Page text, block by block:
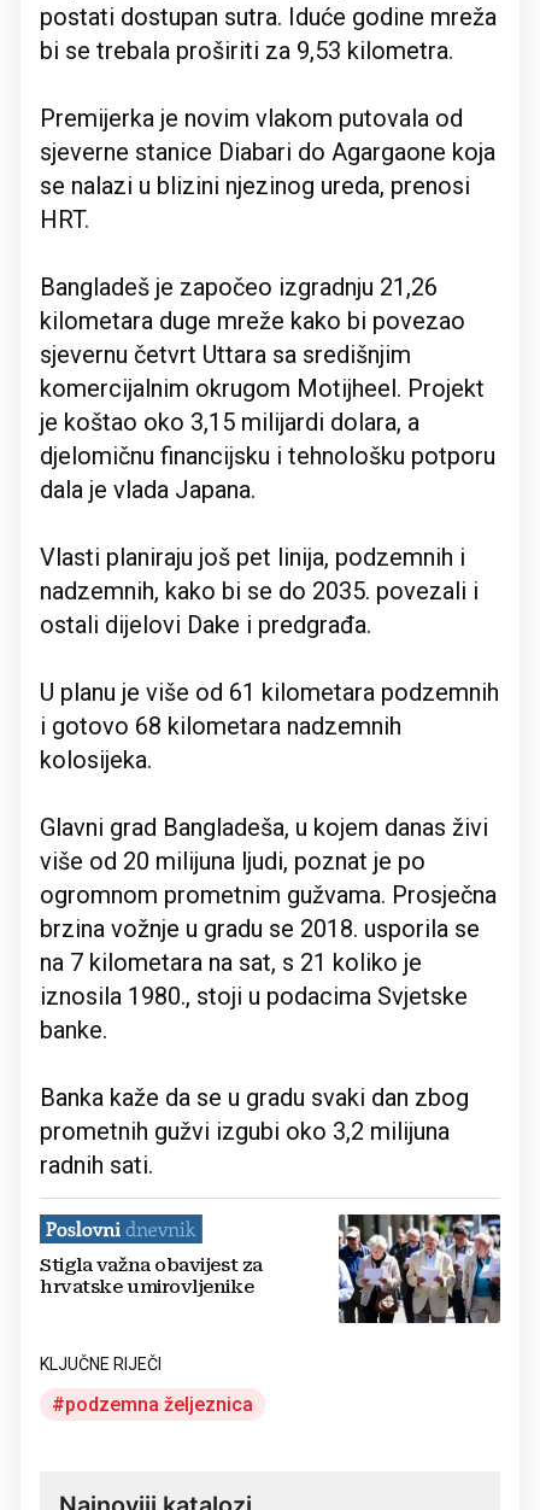
postati dostupan sutra. Iduće godine mreža
bi se trebala proširiti za 9,53 kilometra.
Premijerka je novim vlakom putovala od
sjeverne stanice Diabari do Agargaone koja
se nalazi u blizini njezinog ureda, prenosi
HRT.
Bangladeš je započeo izgradnju 21,26
kilometara duge mreže kako bi povezao
sjevernu četvrt Uttara sa središnjim
komercijalnim okrugom Motijheel. Projekt
je koštao oko 3,15 milijardi dolara, a
djelomičnu financijsku i tehnološku potporu
dala je vlada Japana.
Vlasti planiraju još pet linija, podzemnih i
nadzemnih, kako bi se do 2035. povezali i
ostali dijelovi Dake i predgrađa.
U planu je više od 61 kilometara podzemnih
i gotovo 68 kilometara nadzemnih
kolosijeka.
Glavni grad Bangladeša, u kojem danas živi
više od 20 milijuna ljudi, poznat je po
ogromnom prometnim gužvama. Prosječna
brzina vožnje u gradu se 2018. usporila se
na 7 kilometara na sat, s 21 koliko je
iznosila 1980., stoji u podacima Svjetske
banke.
Banka kaže da se u gradu svaki dan zbog
prometnih gužvi izgubi oko 3,2 milijuna
radnih sati.
Stigla važna obavijest za
hrvatske umirovljenike
KLJUČNE RIJEČI
podzemna željeznica